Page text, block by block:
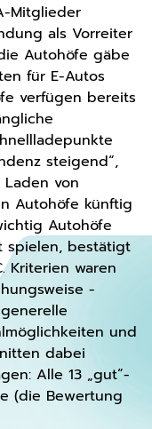
Mitglieder
als Vorreiter
Autohöfe gäbe
für E-Autos
verfügen bereits
steigend“,
Laden von
Autohöfe künftig
Autohöfe
spielen, bestätigt
Kriterien waren
-
und
dabei
Alle 13 „gut“-
(die Bewertung